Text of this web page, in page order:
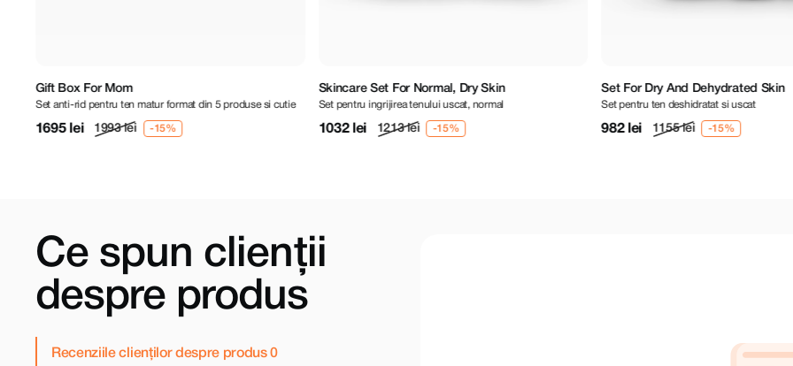
Skincare Set For Normal, Dry Skin
Set pentru ingrijirea tenului uscat, normal
1032 lei 1213 lei
Set For Dry And Dehydrated Skin
Set pentru ten deshidratat si uscat
982 lei 1155 lei
Vegan Wash Off Mask Mini Gift Set
Un set limitat de măști de față într-o
468 lei 550 lei
Ce spun clienții
despre produs
Recenziile clienților despre produs